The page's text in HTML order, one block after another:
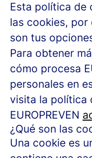
Esta política de
las cookies, por
son tus
Para obtener
cómo procesa
personales en
visita la política
EUROPREVEN
¿Qué son las
Una cookie es